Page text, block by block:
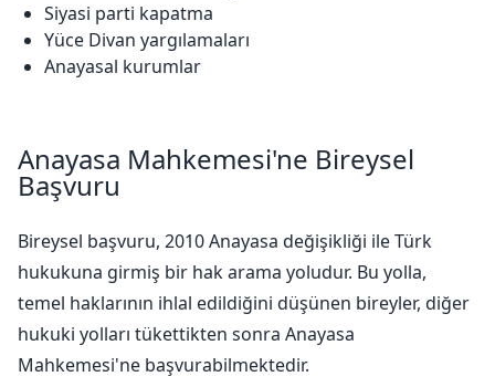
Siyasi parti kapatma
Yüce Divan yargılamaları
Anayasal kurumlar
Anayasa Mahkemesi'ne Bireysel
Başvuru
Bireysel başvuru, 2010 Anayasa değişikliği ile Türk
hukukuna girmiş bir hak arama yoludur. Bu yolla,
temel haklarının ihlal edildiğini düşünen bireyler, diğer
hukuki yolları tükettikten sonra Anayasa
Mahkemesi'ne başvurabilmektedir.